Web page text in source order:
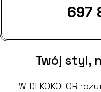
697
Twój styl,
W DEKOKOLOR